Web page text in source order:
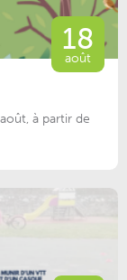
18
août
à partir de